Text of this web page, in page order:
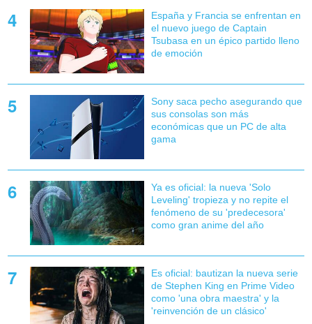
España y Francia se enfrentan en
el nuevo juego de Captain
Tsubasa en un épico partido lleno
de emoción
Sony saca pecho asegurando que
sus consolas son más
económicas que un PC de alta
gama
Ya es oficial: la nueva 'Solo
Leveling' tropieza y no repite el
fenómeno de su 'predecesora'
como gran anime del año
Es oficial: bautizan la nueva serie
de Stephen King en Prime Video
como 'una obra maestra' y la
'reinvención de un clásico'